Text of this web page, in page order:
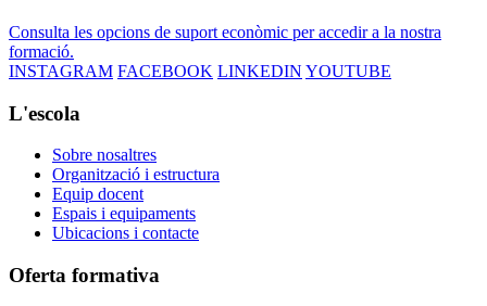
Consulta les opcions de suport econòmic per accedir a la nostra
formació.
INSTAGRAM FACEBOOK LINKEDIN YOUTUBE
L'escola
Sobre nosaltres
Organització i estructura
Equip docent
Espais i equipaments
Ubicacions i contacte
Oferta formativa